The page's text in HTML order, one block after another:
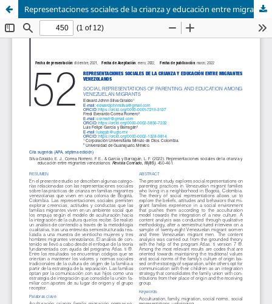
Representaciones sociales de la crianza y educación entre migrantes venezolanos